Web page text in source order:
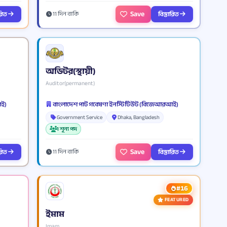
11 দিন বাকি Save বিস্তারিত
অডিটর(স্থায়ী)
Auditor(permanent)
বাংলাদেশ পাট গবেষণা ইনস্টিটিউট (বিজেআরআই)
Government Service
Dhaka, Bangladesh
1 শূন্য পদ
11 দিন বাকি Save বিস্তারিত
#16
FEATURED
ইমাম